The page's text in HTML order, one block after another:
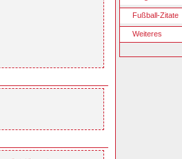
Fußball-Zitate
Weiteres